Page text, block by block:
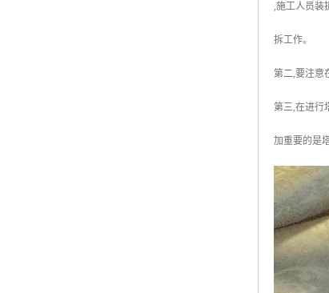
,施工人员装
拆工作。
第二,要注意
第三,在进行
加重要的是